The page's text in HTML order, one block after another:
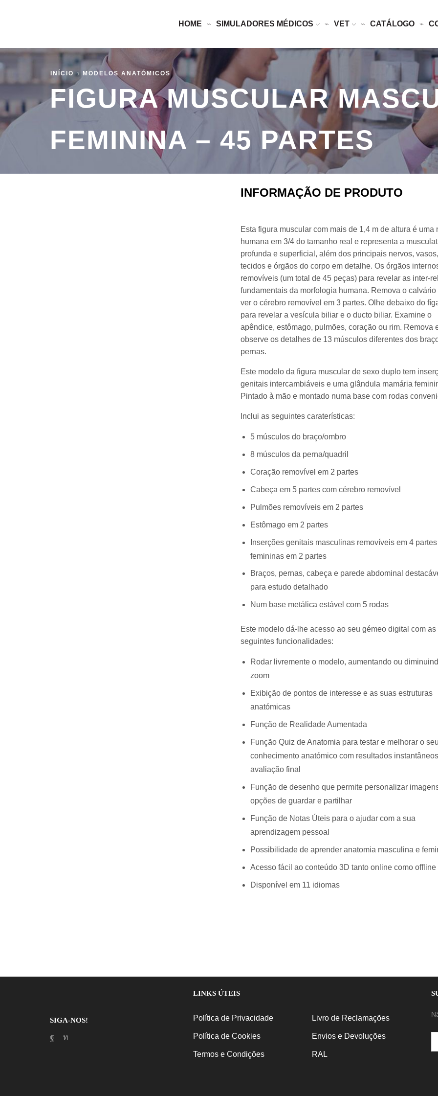
HOME SIMULADORES MÉDICOS VET CATÁLOGO
INÍCIO MODELOS ANATÓMICOS
FIGURA MUSCULAR
FEMININA – 45 PARTES
INFORMAÇÃO DE PRODUTO
Esta figura muscular com mais de 1,4 m de altura é uma
humana em 3/4 do tamanho real e representa a
profunda e superficial, além dos principais nervos, vasos,
tecidos e órgãos do corpo em detalhe. Os órgãos
removíveis (um total de 45 peças) para revelar as inter-
fundamentais da morfologia humana. Remova o calvário
ver o cérebro removível em 3 partes. Olhe debaixo do
para revelar a vesícula biliar e o ducto biliar. Examine o
apêndice, estômago, pulmões, coração ou rim. Remova
observe os detalhes de 13 músculos diferentes dos
pernas.
Este modelo da figura muscular de sexo duplo tem
genitais intercambiáveis e uma glândula mamária
Pintado à mão e montado numa base com rodas
Inclui as seguintes caraterísticas:
5 músculos do braço/ombro
8 músculos da perna/quadril
Coração removível em 2 partes
Cabeça em 5 partes com cérebro removível
Pulmões removíveis em 2 partes
Estômago em 2 partes
Inserções genitais masculinas removíveis em 4
femininas em 2 partes
Braços, pernas, cabeça e parede abdominal
para estudo detalhado
Num base metálica estável com 5 rodas
Este modelo dá-lhe acesso ao seu gémeo digital com as
seguintes funcionalidades:
Rodar livremente o modelo, aumentando ou
zoom
Exibição de pontos de interesse e as suas estruturas
anatómicas
Função de Realidade Aumentada
Função Quiz de Anatomia para testar e melhorar o seu
conhecimento anatómico com resultados
avaliação final
Função de desenho que permite personalizar
opções de guardar e partilhar
Função de Notas Úteis para o ajudar com a sua
aprendizagem pessoal
Possibilidade de aprender anatomia masculina e
Acesso fácil ao conteúdo 3D tanto online como offline
Disponível em 11 idiomas
SIGA-NOS!
Facebook
Linkedin
LINKS ÚTEIS
Política de Privacidade
Política de Cookies
Termos e Condições
Livro de Reclamações
Envios e Devoluções
RAL